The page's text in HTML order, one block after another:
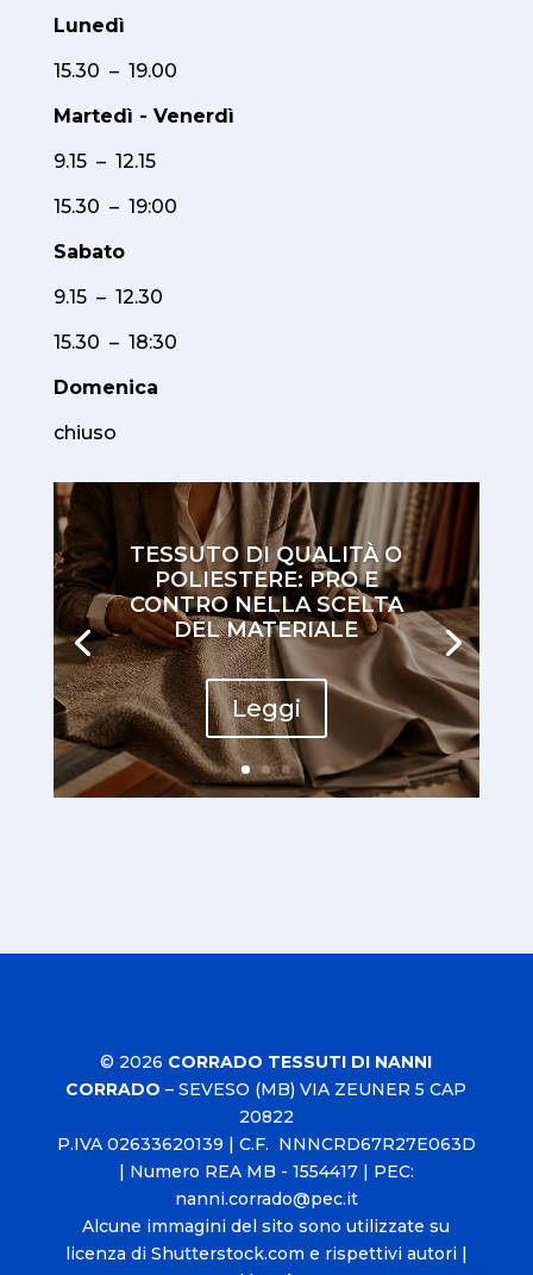
Lunedì
15.30 – 19.00
Martedì - Venerdì
9.15 – 12.15
15.30 – 19:00
Sabato
9.15 – 12.30
15.30 – 18:30
Domenica
chiuso
TESSUTO DI QUALITÀ O
POLIESTERE: PRO E
CONTRO NELLA SCELTA
DEL MATERIALE
Leggi
© 2026 CORRADO TESSUTI DI NANNI
CORRADO –SEVESO (MB) VIA ZEUNER 5 CAP
20822
P.IVA 02633620139 | C.F. NNNCRD67R27E063D
| Numero REA MB - 1554417 | PEC:
nanni.corrado@pec.it
Alcune immagini del sito sono utilizzate su
licenza di Shutterstock.com e rispettivi autori |